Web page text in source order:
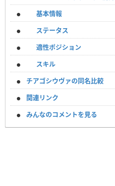
基本情報
ステータス
適性ポジション
スキル
チアゴシウヴァの同名比較
関連リンク
みんなのコメントを見る